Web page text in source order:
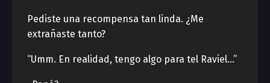
Pediste una recompensa tan linda. ¿Me
extrañaste tanto?
“Umm. En realidad, tengo algo para tel Raviel…”